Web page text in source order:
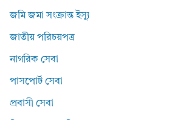
জমি জমা সংক্রান্ত ইস্যু
জাতীয় পরিচয়পত্র
নাগরিক সেবা
পাসপোর্ট সেবা
প্রবাসী সেবা